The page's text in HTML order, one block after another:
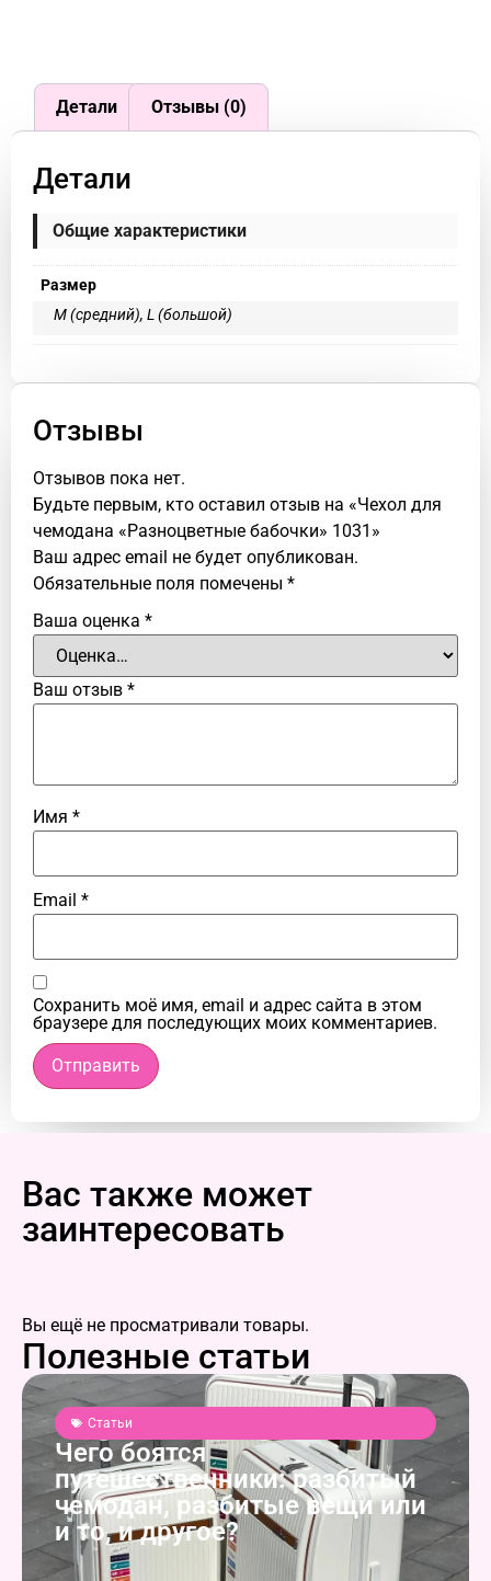
Детали Отзывы (0)
Детали
Общие характеристики
Размер
М (средний), L (большой)
Отзывы
Отзывов пока нет.
Будьте первым, кто оставил отзыв на «Чехол для
чемодана «Разноцветные бабочки» 1031»
Ваш адрес email не будет опубликован.
Обязательные поля помечены *
Ваша оценка *
Ваш отзыв *
Имя *
Email *
Сохранить моё имя, email и адрес сайта в этом
браузере для последующих моих комментариев.
Вас также может
заинтересовать
Вы ещё не просматривали товары.
Полезные статьи
Статьи
Чего боятся
путешественники: разбитый
чемодан, разбитые вещи или
и то, и другое?